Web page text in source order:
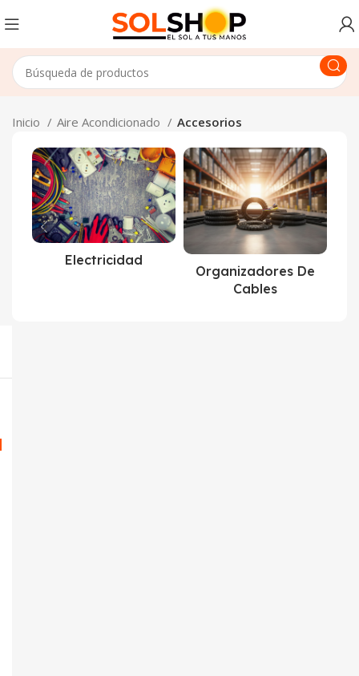
Inicio Aire Acondicionado Accesorios
Electricidad
Organizadores De
Cables